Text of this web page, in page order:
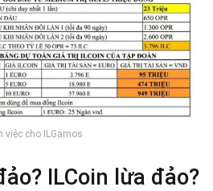
việc cho ILGamos
ILCoin lừa đảo?